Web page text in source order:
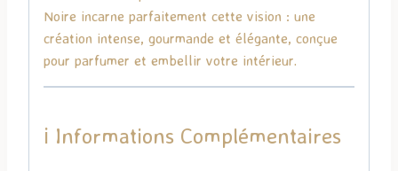
Noire incarne parfaitement cette vision : une
création intense, gourmande et élégante, conçue
pour parfumer et embellir votre intérieur.
ℹ️ Informations Complémentaires